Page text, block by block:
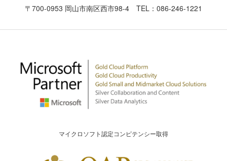
〒700-0953 岡山市南区西市98-4 TEL： 086-246-1221
マイクロソフト認定コンピテンシー取得